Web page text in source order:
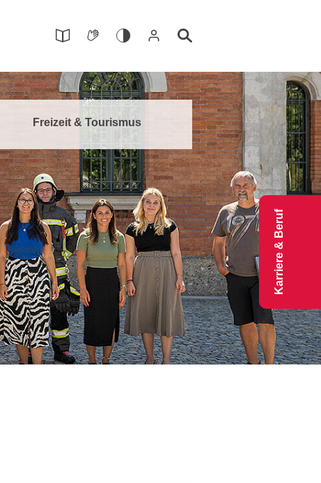
Freizeit & Tourismus
Karriere & Beruf